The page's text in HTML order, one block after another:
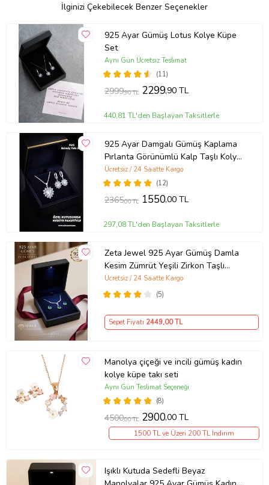
Ürün Kodu:kcm85980150
İlginizi Çekebilecek Benzer Seçenekler
925 Ayar Gümüş Lotus Kolye Küpe
Set
(11)
Aynı Gün Ücretsiz Teslimat
2999,90 TL 2299,90 TL
440,81 TL'den Başlayan Taksitlerle
925 Ayar Damgalı Gümüş Kaplama
Pırlanta Görünümlü Kalp Taşlı Kolye
Küpe Takı Seti
(12)
Ücretsiz / 24 Saatte Kargo
2365,00 TL 1550,00 TL
297,08 TL'den Başlayan Taksitlerle
Zeta Jewel 925 Ayar Gümüş Damla
Kesim Zümrüt Yeşili Zirkon Taşlı
Kolye Küpe Seti LED Işıklı Lüks
Hediye Kutulu Zarif Kadın Takı Seti
(5)
Ücretsiz / 24 Saatte Kargo
Sepet Fiyatı 2449,00 TL
Manolya çiçeği ve incili gümüş kadın
kolye küpe takı seti
(8)
Aynı Gün Teslimat Seçeneği
4500,00 TL 2900,00 TL
1500 TL ve Üzeri 200 TL İndirim
Işıklı Kutuda Sedefli Beyaz